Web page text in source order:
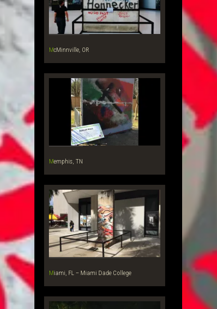
McMinnville, OR
Memphis, TN
Miami, FL – Miami Dade College